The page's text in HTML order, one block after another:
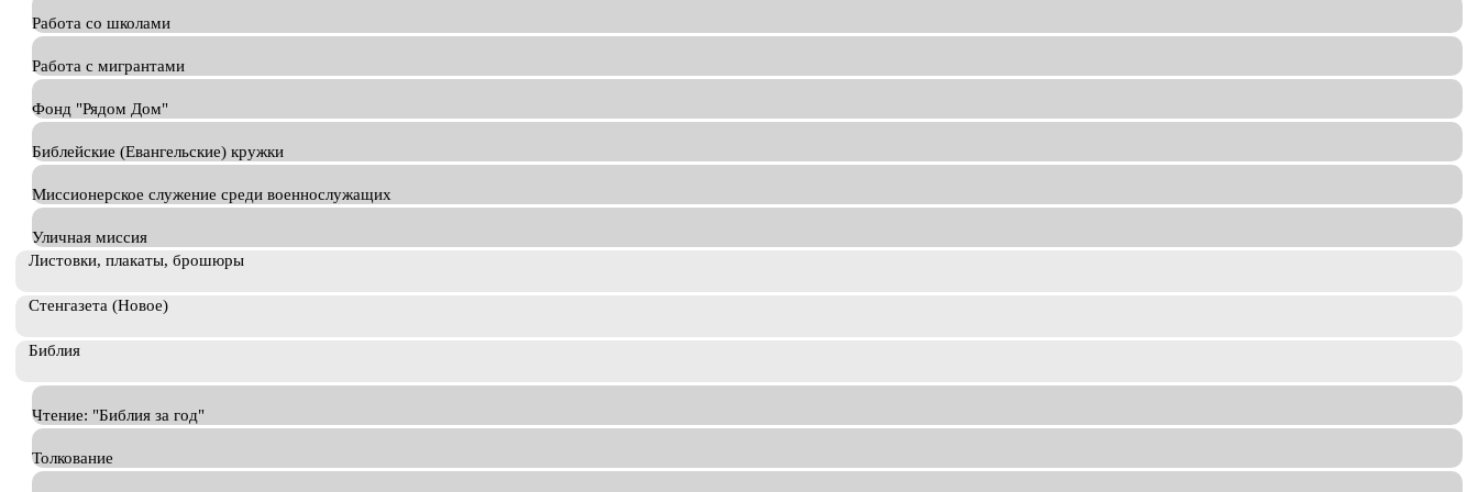
Работа со школами
Работа с мигрантами
Фонд "Рядом Дом"
Библейские (Евангельские) кружки
Миссионерское служение среди военнослужащих
Уличная миссия
Листовки, плакаты, брошюры
Стенгазета (Новое)
Библия
Чтение: "Библия за год"
Толкование